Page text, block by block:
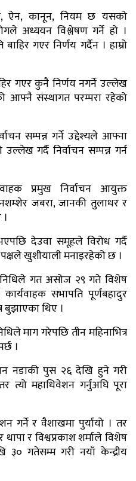
ऐन, कानून, नियम छ यसको
अध्ययन विश्लेषण गर्ने हो ।
गएर निर्णय गर्दैन । हाम्रो
गएर कुनै निर्णय नगर्ने उल्लेख
आफ्नै संस्थागत परम्परा रहेको
सम्पन्न गर्ने उद्देश्यले आफ्ना
गर्दै निर्वाचन सम्पन्न गर्न
प्रमुख निर्वाचन आयुक्त
जबरा, जानकी तुलाधर र
देउवा समूहले विरोध गर्दै
खुशीयाली मनाइरहेको छ ।
गत असोज २९ गते विशेष
सभापति पूर्णबहादुर
बुझाएका थिए ।
माग गरेपछि तीन महिनाभित्र
।
नडाकी पुस २६ देखि हुने गरी
त्यो महाधिवेशन गर्नुअघि पूरा
गर्ने र वैशाखमा पुर्यायो । तर
थापा र विश्वप्रकाश शर्माले विशेष
गतेसम्म गरी नयाँ केन्द्रीय